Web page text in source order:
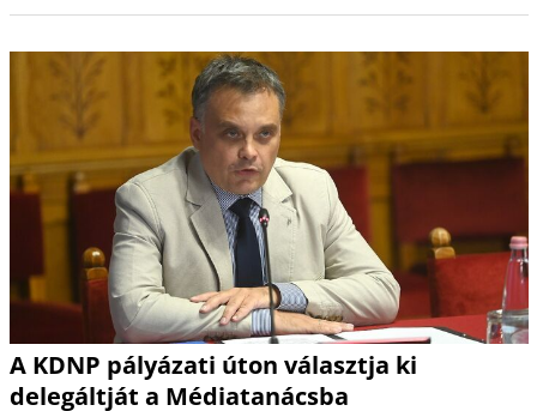
A KDNP pályázati úton választja ki
delegáltját a Médiatanácsba